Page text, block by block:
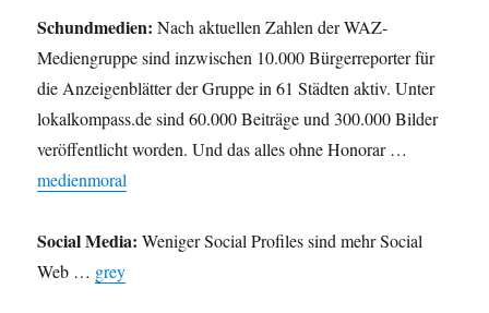
Schundmedien: Nach aktuellen Zahlen der WAZ-
Mediengruppe sind inzwischen 10.000 Bürgerreporter für
die Anzeigenblätter der Gruppe in 61 Städten aktiv. Unter
lokalkompass.de sind 60.000 Beiträge und 300.000 Bilder
veröffentlicht worden. Und das alles ohne Honorar …
medienmoral
Social Media: Weniger Social Profiles sind mehr Social
Web … grey